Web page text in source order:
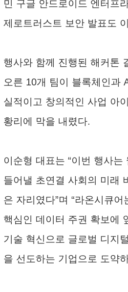
민 구글 안드로이드 엔터프
제로트러스트 보안 발표도
행사와 함께 진행된 해커톤
오른 10개 팀이 블록체인과
실적이고 창의적인 사업 아
황리에 막을 내렸다.
이순형 대표는 “이번 행사
들어낼 초연결 사회의 미래
은 자리였다”며 “라온시큐어
핵심인 데이터 주권 확보에
기술 혁신으로 글로벌 디지
을 선도하는 기업으로 도약